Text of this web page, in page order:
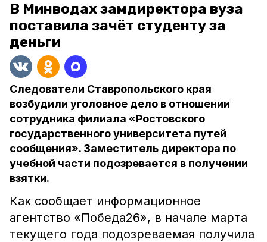
В Минводах замдиректора вуза
поставила зачёт студенту за
деньги
Следователи Ставропольского края
возбудили уголовное дело в отношении
сотрудника филиала «Ростовского
государственного университета путей
сообщения». Заместитель директора по
учебной части подозревается в получении
взятки.
Как сообщает информационное
агентство «Победа26», в начале марта
текущего года подозреваемая получила